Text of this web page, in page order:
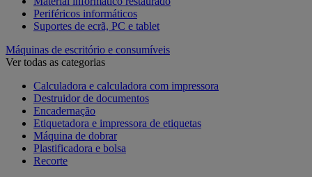
Periféricos informáticos
Suportes de ecrã, PC e tablet
Máquinas de escritório e consumíveis
Ver todas as categorias
Calculadora e calculadora com impressora
Destruidor de documentos
Encadernação
Etiquetadora e impressora de etiquetas
Máquina de dobrar
Plastificadora e bolsa
Recorte